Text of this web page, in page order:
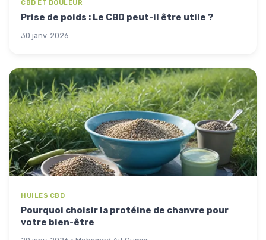
CBD ET DOULEUR
Prise de poids : Le CBD peut-il être utile ?
30 janv. 2026
HUILES CBD
Pourquoi choisir la protéine de chanvre pour
votre bien-être